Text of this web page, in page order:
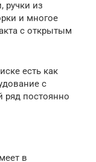
ручки из
и многое
с открытым
есть как
с
постоянно
в